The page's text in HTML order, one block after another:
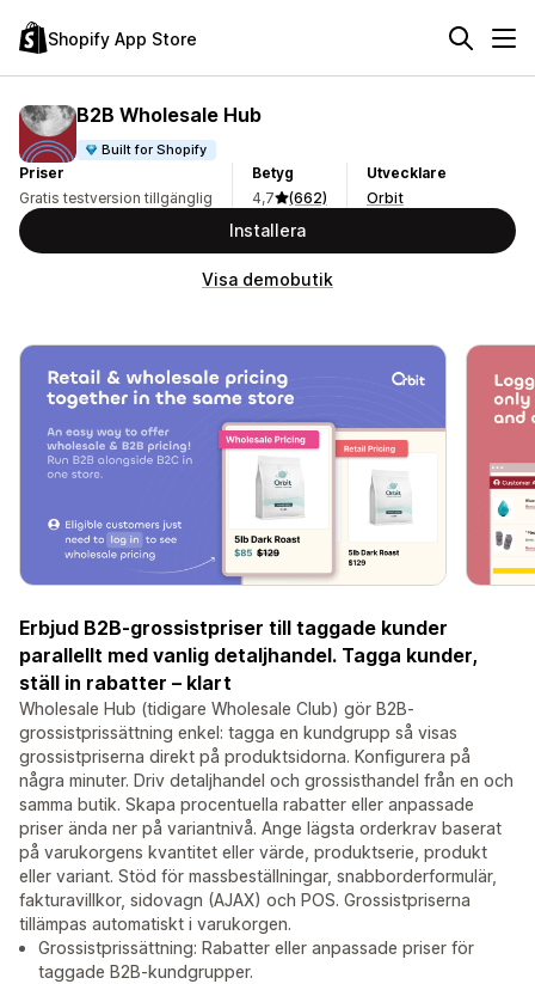
Shopify App Store
B2B Wholesale Hub
Built for Shopify
Priser
Gratis testversion tillgänglig
Betyg
4,7
(662)
Utvecklare
Orbit
Installera
Visa demobutik
Erbjud B2B-grossistpriser till taggade kunder
parallellt med vanlig detaljhandel. Tagga kunder,
ställ in rabatter – klart
Wholesale Hub (tidigare Wholesale Club) gör B2B-
grossistprissättning enkel: tagga en kundgrupp så visas
grossistpriserna direkt på produktsidorna. Konfigurera på
några minuter. Driv detaljhandel och grossisthandel från en och
samma butik. Skapa procentuella rabatter eller anpassade
priser ända ner på variantnivå. Ange lägsta orderkrav baserat
på varukorgens kvantitet eller värde, produktserie, produkt
eller variant. Stöd för massbeställningar, snabborderformulär,
fakturavillkor, sidovagn (AJAX) och POS. Grossistpriserna
tillämpas automatiskt i varukorgen.
Grossistprissättning: Rabatter eller anpassade priser för
taggade B2B-kundgrupper.